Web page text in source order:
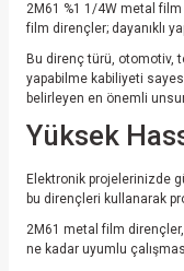
2M61 %1 1/4W metal film
film dirençler; dayanıklı
Bu direnç türü, otomotiv,
yapabilme kabiliyeti
belirleyen en önemli
Yüksek
Elektronik projelerinizde
bu dirençleri kullanarak
2M61 metal film
ne kadar uyumlu